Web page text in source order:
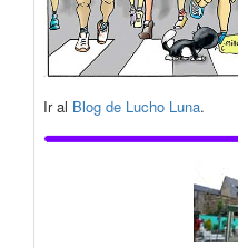
Ir al Blog de Lucho Luna.